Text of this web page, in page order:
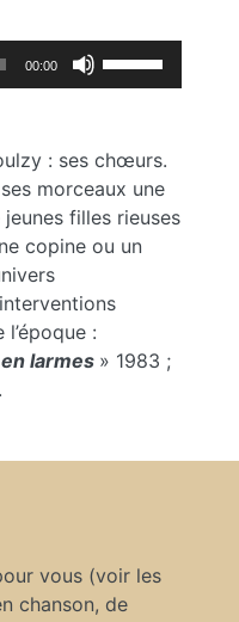
00:00
pour
augmenter
ou
diminuer
volume.
: ses chœurs.
morceaux une
filles rieuses
copine ou un
:
larmes » 1983 ;
vous (voir les
chanson, de